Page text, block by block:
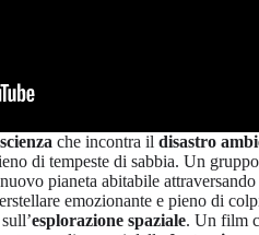
che incontra il disastro
di tempeste di sabbia. Un
pianeta abitabile attraversando
emozionante e pieno di
esplorazione spaziale. Un film